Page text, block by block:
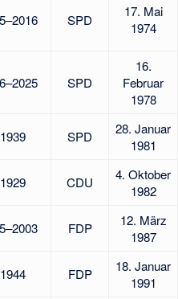
SPD
17. Mai
1974
SPD
16.
Februar
1978
SPD
28. Januar
1981
CDU
4. Oktober
1982
FDP
12. März
1987
FDP
18. Januar
1991